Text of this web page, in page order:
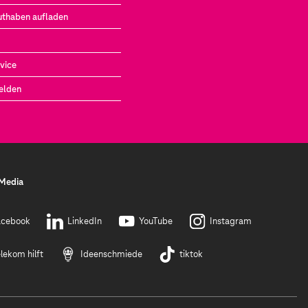
aufladen
LinkedIn YouTube Instagram
hilft Ideenschmiede tiktok